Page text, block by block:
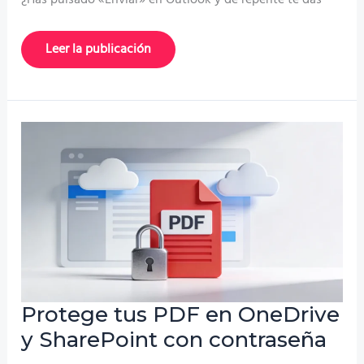
Cómo
recuperar
un
enviado
Outlook:
paso
Leer la publicación
Protege tus PDF en OneDrive
y SharePoint con contraseña